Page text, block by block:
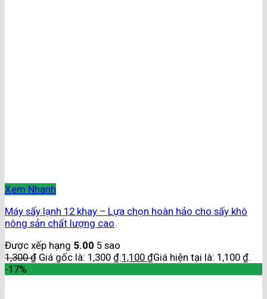
Xem Nhanh
Máy sấy lạnh 12 khay – Lựa chọn hoàn hảo cho sấy khô
nông sản chất lượng cao
Được xếp hạng 5.00 5 sao
1,300₫ Giá gốc là: 1,300 ₫.1,100 ₫Giá hiện tại là: 1,100 ₫.
-17%